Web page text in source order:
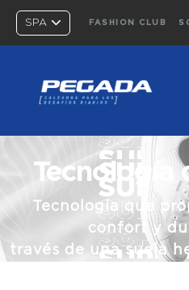
SPA FASHION CLUB
Tecnología
Tecnología que
confort y
través de una suela